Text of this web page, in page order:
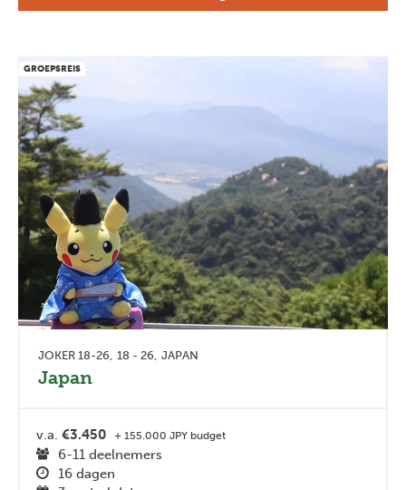
GROEPSREIS
JOKER 18-26 18 - 26 JAPAN
Japan
v.a. €3.450 + 155.000 JPY budget
6-11 deelnemers
16 dagen